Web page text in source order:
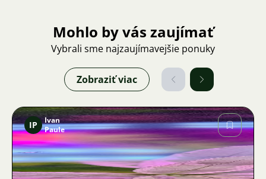
Mohlo by vás zaujímať
Vybrali sme najzaujímavejšie ponuky
Zobraziť viac
Obrázok
IP
Ivan
Paule